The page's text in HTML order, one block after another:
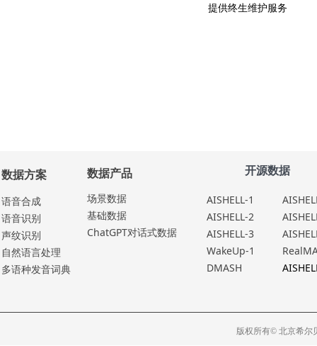
提供终生维护服务
数据方案
语⾳合成
语⾳识别
声纹识别
⾃然语⾔处理
多语种发⾳词典
数据产品
场景数据
基础数据
ChatGPT对话式数据
AISHELL-1
AISHELL-2
AISHELL-3
WakeUp-1
DMASH
开源数据
版权所有© 北京希尔